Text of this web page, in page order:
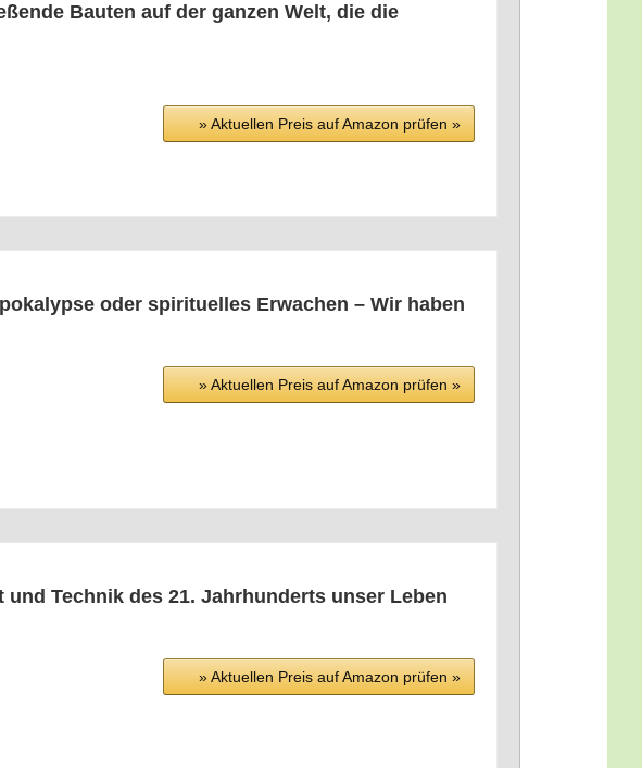
Bau­ten auf der gan­zen Welt, die die
» Aktu­el­len Preis auf Ama­zon prü­fen »
oder spi­ri­tu­el­les Erwa­chen – Wir haben
» Aktu­el­len Preis auf Ama­zon prü­fen »
Tech­nik des 21. Jahr­hun­derts unser Leben
» Aktu­el­len Preis auf Ama­zon prü­fen »